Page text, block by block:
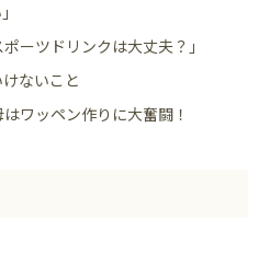
ーツドリンクは大丈夫？」
ないこと
ワッペン作りに大奮闘！